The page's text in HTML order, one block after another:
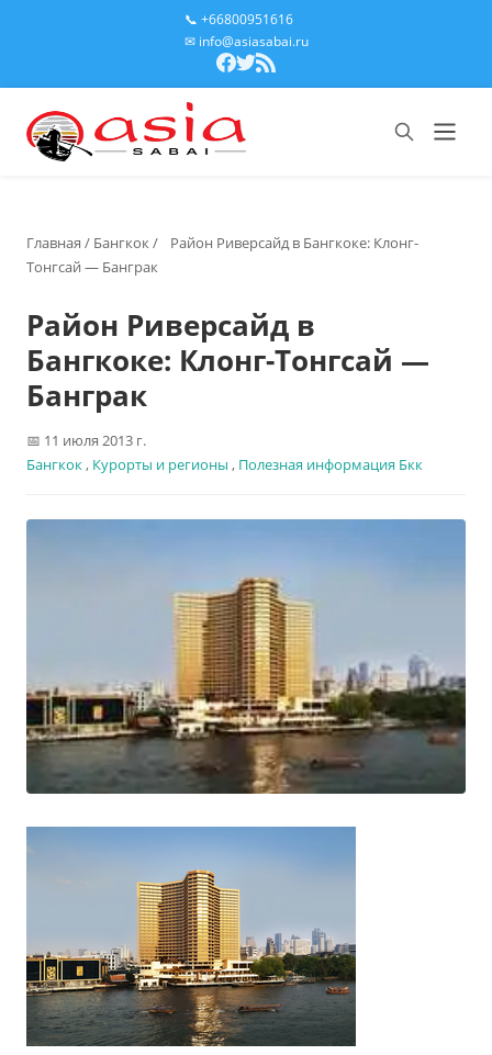
📞 +66800951616
✉ info@asiasabai.ru
Главная / Бангкок/
Район Риверсайд в Бангкоке: Клонг-
Тонгсай — Банграк
Район Риверсайд в
Бангкоке: Клонг-Тонгсай —
Банграк
11 июля 2013 г.
Бангкок, Курорты и регионы , Полезная информация Бкк